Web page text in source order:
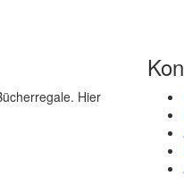
Hier